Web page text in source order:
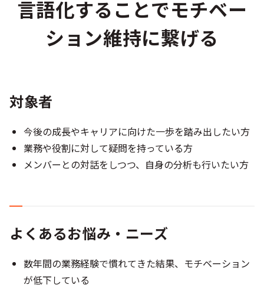
言語化することでモチベー
ション維持に繋げる
対象者
今後の成長やキャリアに向けた一歩を踏み出したい方
業務や役割に対して疑問を持っている方
メンバーとの対話をしつつ、自身の分析も行いたい方
よくあるお悩み・ニーズ
数年間の業務経験で慣れてきた結果、モチベーション
が低下している